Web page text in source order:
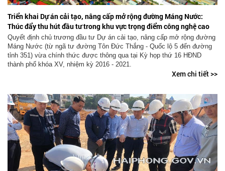
Triển khai Dự án cải tạo, nâng cấp mở rộng đường Máng Nước:
Thúc đẩy thu hút đầu tư trong khu vực trọng điểm công nghệ cao
phía Tây thành phố
Quyết định chủ trương đầu tư Dự án cải tạo, nâng cấp mở rộng đường
Máng Nước (từ ngã tư đường Tôn Đức Thắng - Quốc lộ 5 đến đường
tỉnh 351) vừa chính thức được thông qua tại Kỳ họp thứ 16 HĐND
thành phố khóa XV, nhiệm kỳ 2016 - 2021.
Xem chi tiết >>